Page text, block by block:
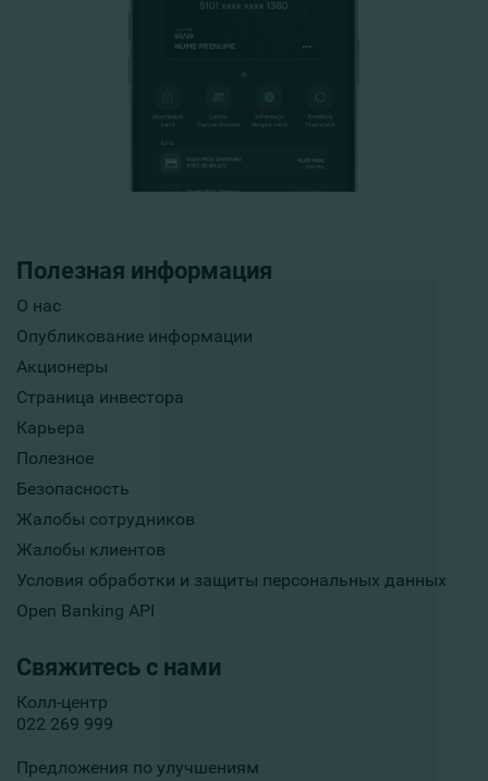
Полезная информация
О нас
Опубликование информации
Акционеры
Страница инвестора
Карьера
Полезное
Безопасность
Жалобы сотрудников
Жалобы клиентов
Условия обработки и защиты персональных данных
Open Banking API
Свяжитесь с нами
Колл-центр
022 269 999
Предложения по улучшениям